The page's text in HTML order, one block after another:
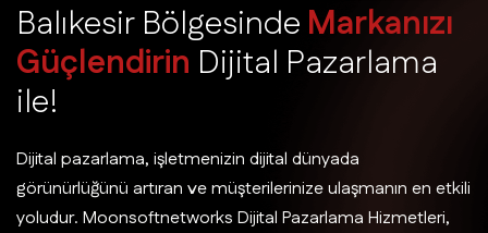
Balıkesir Bölgesinde Markanızı
Güçlendirin Dijital Pazarlama
ile!
Dijital pazarlama, işletmenizin dijital dünyada
görünürlüğünü artıran ve müşterilerinize ulaşmanın en etkili
yoludur. Moonsoftnetworks Dijital Pazarlama Hizmetleri,